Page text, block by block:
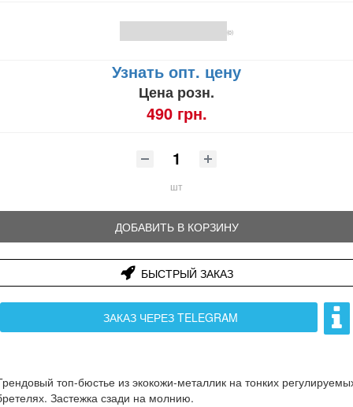
(0)
Узнать опт. цену
Цена розн.
490 грн.
шт
ДОБАВИТЬ В КОРЗИНУ
БЫСТРЫЙ ЗАКАЗ
ЗАКАЗ ЧЕРЕЗ TELEGRAM
топ-бюстье из экокожи-металлик на тонких
Застежка сзади на молнию.